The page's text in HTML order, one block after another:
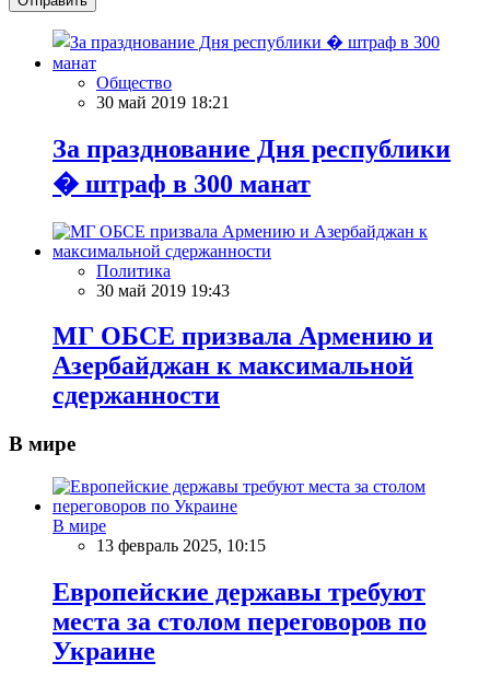
Общество
30 май 2019 18:21
За празднование Дня республики
� штраф в 300 манат
Политика
30 май 2019 19:43
МГ ОБСЕ призвала Армению и
Азербайджан к максимальной
сдержанности
В мире
В мире
13 февраль 2025, 10:15
Европейские державы требуют
места за столом переговоров по
Украине